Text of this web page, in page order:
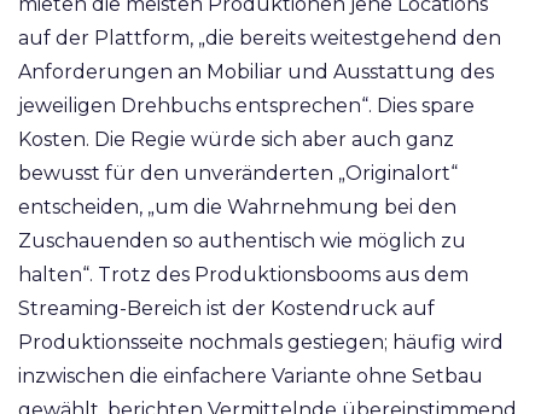
auf der Plattform, „die bereits weitestgehend den
Anforderungen an Mobiliar und Ausstattung des
jeweiligen Drehbuchs entsprechen“. Dies spare
Kosten. Die Regie würde sich aber auch ganz
bewusst für den unveränderten „Originalort“
entscheiden, „um die Wahrnehmung bei den
Zuschauenden so authentisch wie möglich zu
halten“. Trotz des Produktionsbooms aus dem
Streaming-Bereich ist der Kostendruck auf
Produktionsseite nochmals gestiegen; häufig wird
inzwischen die einfachere Variante ohne Setbau
gewählt, berichten Vermittelnde übereinstimmend.